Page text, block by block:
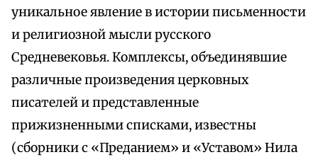
уникальное явление в истории письменности
и религиозной мысли русского
Средневековья. Комплексы, объединявшие
различные произведения церковных
писателей и представленные
прижизненными списками, известны
(сборники с «Преданием» и «Уставом» Нила